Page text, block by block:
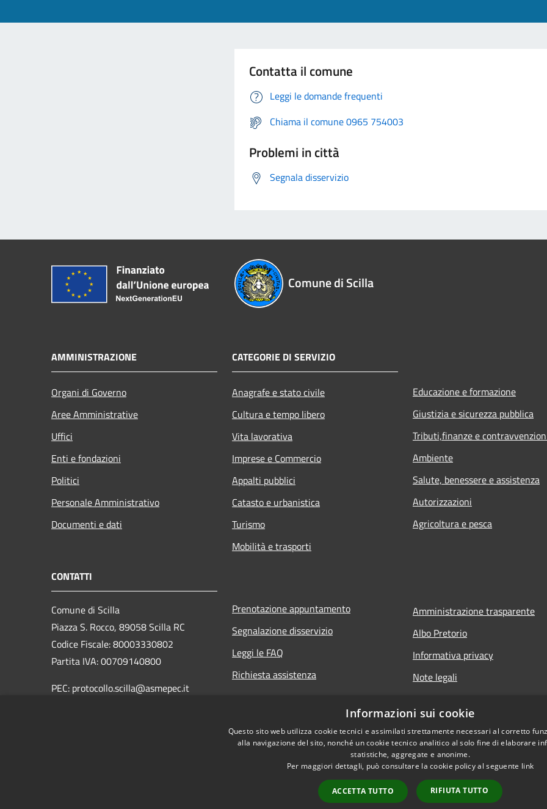
Contatta il comune
Leggi le domande frequenti
Chiama il comune 0965 754003
Problemi in città
Segnala disservizio
Comune di Scilla
AMMINISTRAZIONE
Organi di Governo
Aree Amministrative
Uffici
Enti e fondazioni
Politici
Personale Amministrativo
Documenti e dati
CATEGORIE DI SERVIZIO
Anagrafe e stato civile
Cultura e tempo libero
Vita lavorativa
Imprese e Commercio
Appalti pubblici
Catasto e urbanistica
Turismo
Mobilità e trasporti
Educazione e formazione
Giustizia e sicurezza pubblica
Tributi,finanze e
Ambiente
Salute, benessere e assistenza
Autorizzazioni
Agricoltura e pesca
CONTATTI
Comune di Scilla
Piazza S. Rocco, 89058 Scilla RC
Codice Fiscale: 80003330802
Partita IVA: 00709140800
PEC: protocollo.scilla@asmepec.it
Prenotazione appuntamento
Segnalazione disservizio
Leggi le FAQ
Richiesta assistenza
Amministrazione trasparente
Albo Pretorio
Informativa privacy
Note legali
Informazioni sui cookie
Questo sito web utilizza cookie tecnici e assimilati strettamente necessari al corretto
alla navigazione del sito, nonché un cookie tecnico analitico al solo fine di elaborare
statistiche, aggregate e anonime.
Per maggiori dettagli, può consultare la cookie policy al seguente link
ACCETTA TUTTO RIFIUTA TUTTO